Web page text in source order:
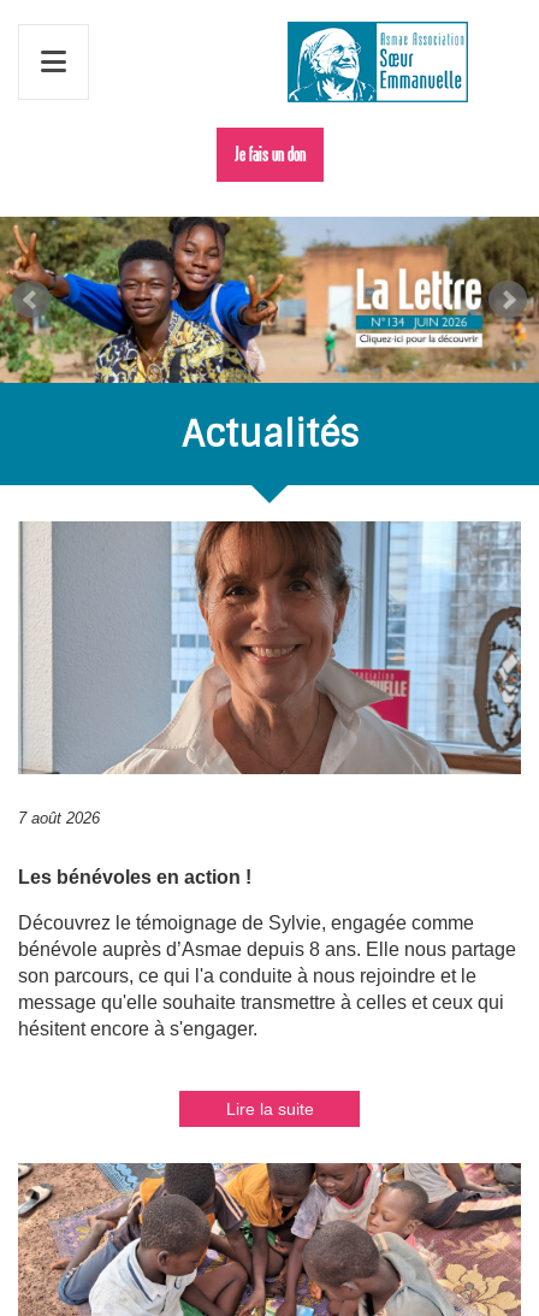
Je fais un don
Actualités
7 août 2026
Les bénévoles en action !
Découvrez le témoignage de Sylvie, engagée comme
bénévole auprès d’Asmae depuis 8 ans. Elle nous partage
son parcours, ce qui l'a conduite à nous rejoindre et le
message qu'elle souhaite transmettre à celles et ceux qui
hésitent encore à s'engager.
Lire la suite